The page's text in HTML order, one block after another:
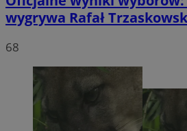
wygrywa Rafał
68